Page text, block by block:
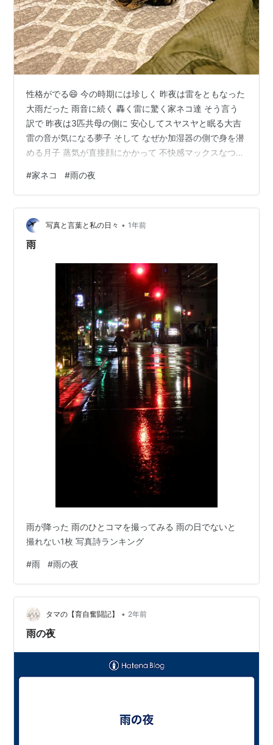
性格がでる😄 今の時期には珍しく 昨夜は雷をともなった
大雨だった 雨音に続く 轟く雷に驚く家ネコ達 そう言う
訳で 昨夜は3匹共母の側に 安心してスヤスヤと眠る大吉
雷の音が気になる夢子 そして なぜか加湿器の側で身を潜
める月子 蒸気が直接顔にかかって 不快感マックスなつー
コは面白い🤗
#家ネコ #雨の夜
写真と言葉と私の日々 • 1年前
雨
雨が降った 雨のひとコマを撮ってみる 雨の日でないと
撮れない1枚 写真詩ランキング
#雨 #雨の夜
タマの【育自奮闘記】 • 2年前
雨の夜